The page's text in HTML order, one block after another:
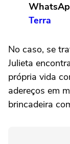
Terra
No caso, se
Julieta
própria vida
adereços em
brincadeira